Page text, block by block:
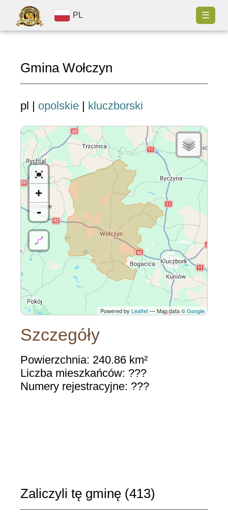
PL ☰
Gmina Wołczyn
pl | opolskie | kluczborski
+
-
Powered by Leaflet— Map data ©Google
Szczegóły
Powierzchnia: 240.86 km²
Liczba mieszkańców: ???
Numery rejestracyjne: ???
Zaliczyli tę gminę (413)